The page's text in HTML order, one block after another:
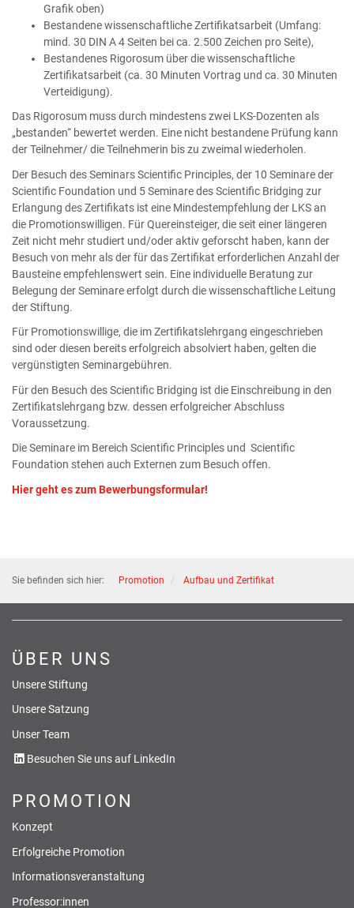
Grafik oben)
Bestandene wissenschaftliche Zertifikatsarbeit (Umfang:
mind. 30 DIN A 4 Seiten bei ca. 2.500 Zeichen pro Seite),
Bestandenes Rigorosum über die wissenschaftliche
Zertifikatsarbeit (ca. 30 Minuten Vortrag und ca. 30 Minuten
Verteidigung).
Das Rigorosum muss durch mindestens zwei LKS-Dozenten als
„bestanden“ bewertet werden. Eine nicht bestandene Prüfung kann
der Teilnehmer/ die Teilnehmerin bis zu zweimal wiederholen.
Der Besuch des Seminars Scientific Principles, der 10 Seminare der
Scientific Foundation und 5 Seminare des Scientific Bridging zur
Erlangung des Zertifikats ist eine Mindestempfehlung der LKS an
die Promotionswilligen. Für Quereinsteiger, die seit einer längeren
Zeit nicht mehr studiert und/oder aktiv geforscht haben, kann der
Besuch von mehr als der für das Zertifikat erforderlichen Anzahl der
Bausteine empfehlenswert sein. Eine individuelle Beratung zur
Belegung der Seminare erfolgt durch die wissenschaftliche Leitung
der Stiftung.
Für Promotionswillige, die im Zertifikatslehrgang eingeschrieben
sind oder diesen bereits erfolgreich absolviert haben, gelten die
vergünstigten Seminargebühren.
Für den Besuch des Scientific Bridging ist die Einschreibung in den
Zertifikatslehrgang bzw. dessen erfolgreicher Abschluss
Voraussetzung.
Die Seminare im Bereich Scientific Principles und Scientific
Foundation stehen auch Externen zum Besuch offen.
Hier geht es zum Bewerbungsformular!
Sie befinden sich hier: Promotion Aufbau und Zertifikat
ÜBER UNS
Unsere Stiftung
Unsere Satzung
Unser Team
Besuchen Sie uns auf LinkedIn
PROMOTION
Konzept
Erfolgreiche Promotion
Informationsveranstaltung
Professor:innen